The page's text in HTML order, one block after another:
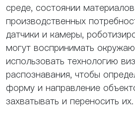
среде, состоянии
производственных
датчики и камеры,
могут воспринимать
использовать технологию
распознавания, чтобы
форму и направление
захватывать и переносить их.